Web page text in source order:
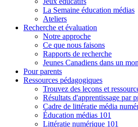
La Semaine éducation médias
Ateliers
Recherche et évaluation
Notre approche
Ce que nous faisons
Rapports de recherche
Jeunes Canadiens dans un
Pour parents
Ressources pédagogiques
Trouvez des leçons et
Résultats d'apprentissage par
Cadre de littératie média
Éducation médias 101
Littératie numérique 101